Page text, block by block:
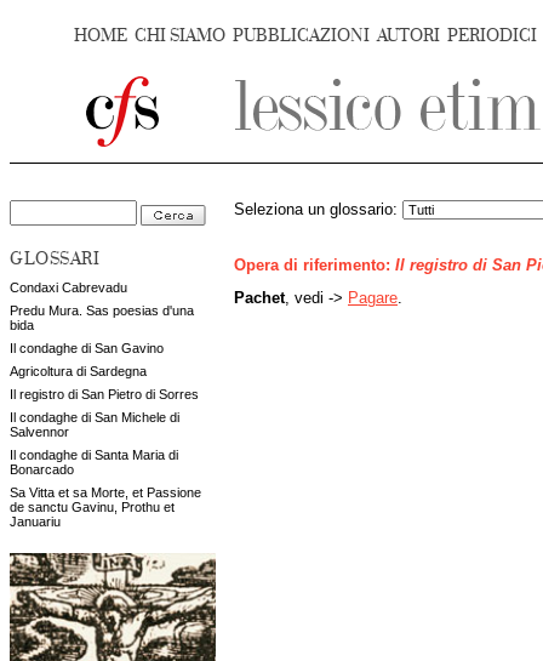
HOME CHI SIAMO PUBBLICAZIONI AUTORI PERIODICI
GLOSSARI
Condaxi Cabrevadu
Predu Mura. Sas poesias d'una
bida
Il condaghe di San Gavino
Agricoltura di Sardegna
Il registro di San Pietro di Sorres
Il condaghe di San Michele di
Salvennor
Il condaghe di Santa Maria di
Bonarcado
Sa Vitta et sa Morte, et Passione
de sanctu Gavinu, Prothu et
Januariu
Seleziona un glossario:
Opera di riferimento: Il registro di San
Pachet, vedi -> Pagare